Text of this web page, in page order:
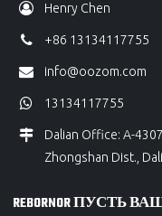
Henry Chen
+86 13134117755
info@oozom.com
13134117755
Dalian Office: A-
Zhongshan Dist.,
REBORNOR